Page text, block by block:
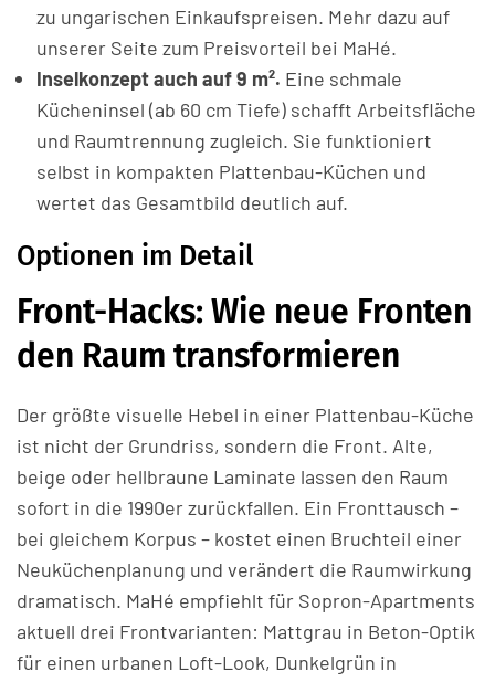
zu ungarischen Einkaufspreisen. Mehr dazu auf
unserer Seite zum Preisvorteil bei MaHé.
Inselkonzept auch auf 9 m². Eine schmale
Kücheninsel (ab 60 cm Tiefe) schafft Arbeitsfläche
und Raumtrennung zugleich. Sie funktioniert
selbst in kompakten Plattenbau-Küchen und
wertet das Gesamtbild deutlich auf.
Optionen im Detail
Front-Hacks: Wie neue Fronten
den Raum transformieren
Der größte visuelle Hebel in einer Plattenbau-Küche
ist nicht der Grundriss, sondern die Front. Alte,
beige oder hellbraune Laminate lassen den Raum
sofort in die 1990er zurückfallen. Ein Fronttausch –
bei gleichem Korpus – kostet einen Bruchteil einer
Neuküchenplanung und verändert die Raumwirkung
dramatisch. MaHé empfiehlt für Sopron-Apartments
aktuell drei Frontvarianten: Mattgrau in Beton-Optik
für einen urbanen Loft-Look, Dunkelgrün in